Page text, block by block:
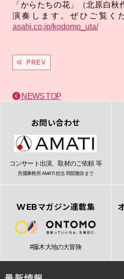
「からたちの花」（北原白
演奏します。ぜひご覧く
asahi.co.jp/kodomo_uta/
PREV
NEWS TOP
お問い合わせ
コンサート出演、取材のご依頼 等
所属事務所 AMATI 担当 岡部雅弥まで
WEBマガジン連載集
#藤木大地の大冒険